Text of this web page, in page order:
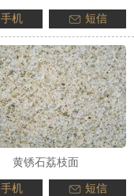
手机 短信
黄锈石荔枝面
手机 短信